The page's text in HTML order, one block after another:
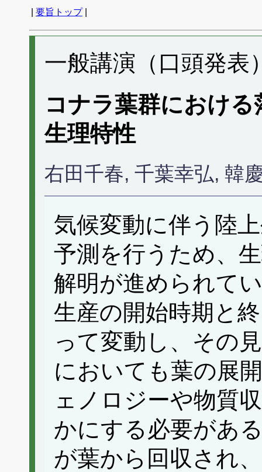
要旨トップ|
一般講演（口頭発表
コナラ葉群におけ
生理特性
右田千春, 千葉幸弘, 韓
気候変動に伴う陸
予測を行うため、
解明が進められて
生産の開始時期と
って変動し、その
においても葉の展
ェノロジーや物質
かにする必要があ
が葉から回収され